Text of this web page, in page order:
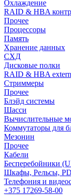
Охлаждение
RAID & HBA
Прочее
Процессоры
Память
Хранение данных
СХД
Дисковые полки
RAID & HBA
Стриммеры
Прочее
Блэйд системы
Шасси
Вычислительные
Коммутаторы для
Мезонин
Прочее
Кабели
Бесперебойники
Шкафы, Рельсы,
Телефония и
+375 17269-58-00